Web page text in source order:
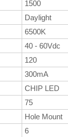
1500
Daylight
6500K
40 - 60Vdc
120
300mA
CHIP LED
75
Hole Mount
6